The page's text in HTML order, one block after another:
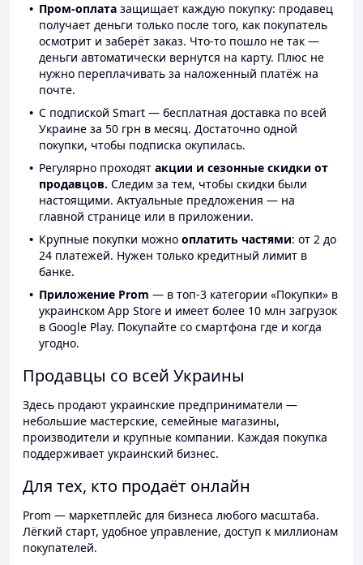
Пром-оплата защищает каждую покупку: продавец
получает деньги только после того, как покупатель
осмотрит и заберёт заказ. Что-то пошло не так —
деньги автоматически вернутся на карту. Плюс не
нужно переплачивать за наложенный платёж на
почте.
С подпиской Smart — бесплатная доставка по всей
Украине за 50 грн в месяц. Достаточно одной
покупки, чтобы подписка окупилась.
Регулярно проходят акции и сезонные скидки от
продавцов. Следим за тем, чтобы скидки были
настоящими. Актуальные предложения — на
главной странице или в приложении.
Крупные покупки можно оплатить частями: от 2 до
24 платежей. Нужен только кредитный лимит в
банке.
Приложение Prom — в топ-3 категории «Покупки» в
украинском App Store и имеет более 10 млн загрузок
в Google Play. Покупайте со смартфона где и когда
угодно.
Продавцы со всей Украины
Здесь продают украинские предприниматели —
небольшие мастерские, семейные магазины,
производители и крупные компании. Каждая покупка
поддерживает украинский бизнес.
Для тех, кто продаёт онлайн
Prom — маркетплейс для бизнеса любого масштаба.
Лёгкий старт, удобное управление, доступ к миллионам
покупателей.